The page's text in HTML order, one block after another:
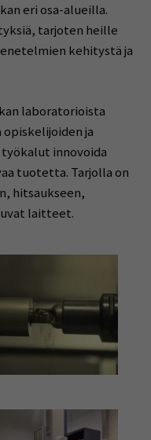
eri osa-alueilla.
tarjoten heille
kehitystä ja
laboratorioista
ja
innovoida
tuotetta. Tarjolla on
hitsaukseen,
laitteet.